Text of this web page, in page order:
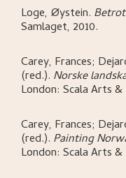
Loge, Øystein.
Samlaget, 2010.
Carey, Frances;
(red.). Norske
London: Scala Arts
Carey, Frances;
(red.). Painting
London: Scala Arts